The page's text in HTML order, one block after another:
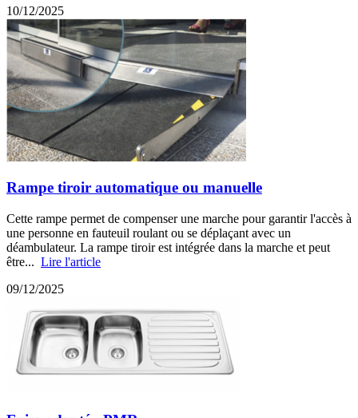
10/12/2025
Rampe tiroir automatique ou manuelle
Cette rampe permet de compenser une marche pour garantir l'accès à
une personne en fauteuil roulant ou se déplaçant avec un
déambulateur. La rampe tiroir est intégrée dans la marche et peut
être... Lire l'article
09/12/2025